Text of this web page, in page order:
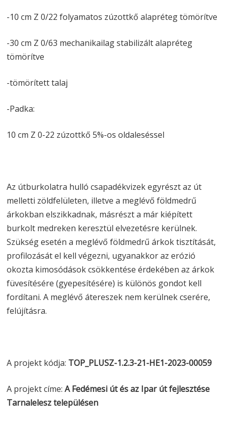
-10 cm Z 0/22 folyamatos zúzottkő alapréteg tömörítve
-30 cm Z 0/63 mechanikailag stabilizált alapréteg
tömörítve
-tömörített talaj
-Padka:
10 cm Z 0-22 zúzottkő 5%-os oldaleséssel
Az útburkolatra hulló csapadékvizek egyrészt az út
melletti zöldfelületen, illetve a meglévő földmedrű
árkokban elszikkadnak, másrészt a már kiépített
burkolt medreken keresztül elvezetésre kerülnek.
Szükség esetén a meglévő földmedrű árkok tisztítását,
profilozását el kell végezni, ugyanakkor az erózió
okozta kimosódások csökkentése érdekében az árkok
füvesítésére (gyepesítésére) is különös gondot kell
fordítani. A meglévő átereszek nem kerülnek cserére,
felújításra.
A projekt kódja: TOP_PLUSZ-1.2.3-21-HE1-2023-00059
A projekt címe:A Fedémesi út és az Ipar út fejlesztése
Tarnalelesz településen